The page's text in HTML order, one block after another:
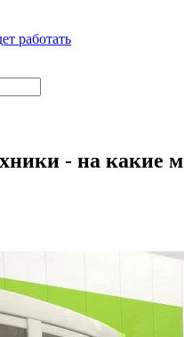
работать
- на какие